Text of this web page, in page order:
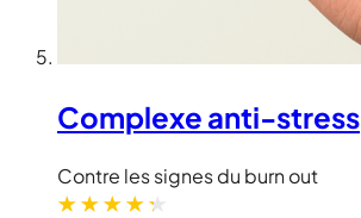
Complexe anti-stress
Contre les signes du burn out